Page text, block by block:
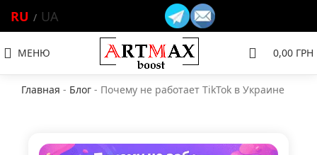
RU UA
МЕНЮ 0,00 ГРН
Главная - Блог - Почему не работает TikTok в Украине